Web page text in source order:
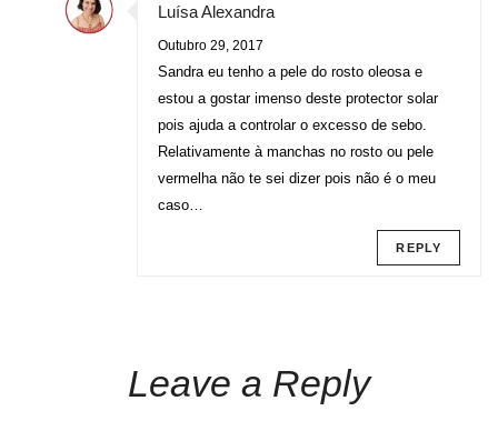
Luísa Alexandra
Outubro 29, 2017
Sandra eu tenho a pele do rosto oleosa e
estou a gostar imenso deste protector solar
pois ajuda a controlar o excesso de sebo.
Relativamente à manchas no rosto ou pele
vermelha não te sei dizer pois não é o meu
caso…
REPLY
Leave a Reply